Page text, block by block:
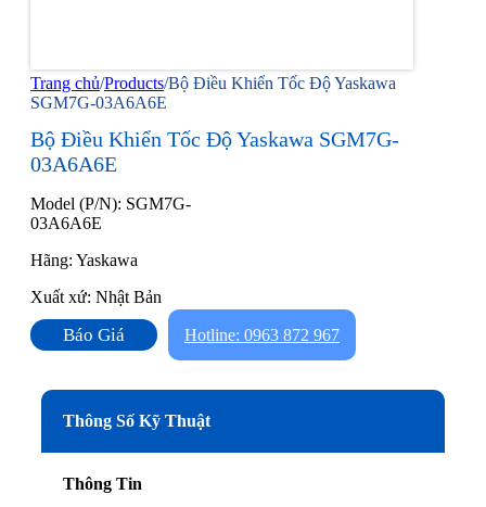
Trang chủ/Products/Bộ Điều Khiển Tốc Độ Yaskawa
SGM7G-03A6A6E
Bộ Điều Khiển Tốc Độ Yaskawa SGM7G-
03A6A6E
Model (P/N): SGM7G-
03A6A6E
Hãng: Yaskawa
Xuất xứ: Nhật Bản
Báo Giá Hotline: 0963 872 967
Thông Số Kỹ Thuật
Thông Tin